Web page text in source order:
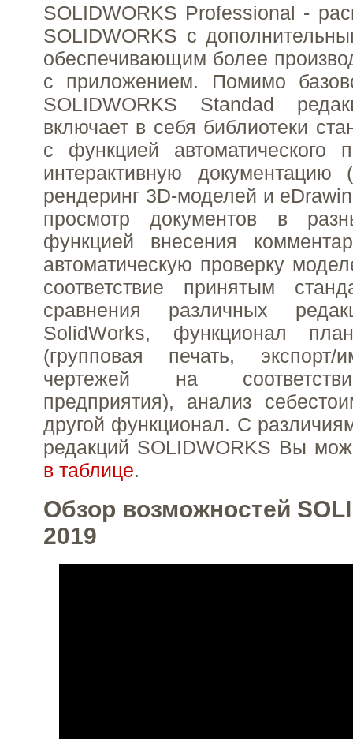
SOLIDWORKS Professional -
SOLIDWORKS с
обеспечивающим более
с приложением. Помимо
SOLIDWORKS Standad
включает в себя библиотеки
с функцией автоматического
интерактивную
рендеринг 3D-моделей и
просмотр документов в
функцией внесения
автоматическую проверку
соответствие принятым
сравнения различных
SolidWorks, функционал
(групповая печать, экспорт/
чертежей на
предприятия), анализ
другой функционал. С
редакций SOLIDWORKS Вы
в таблице.
Обзор возможностей
2019